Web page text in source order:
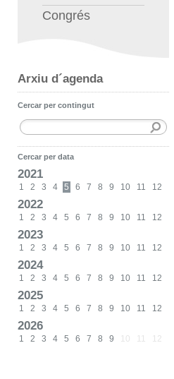
Congrés
Arxiu d´agenda
Cercar per contingut
Cercar per data
2021
1 2 3 4 5 6 7 8 9 10 11 12
2022
1 2 3 4 5 6 7 8 9 10 11 12
2023
1 2 3 4 5 6 7 8 9 10 11 12
2024
1 2 3 4 5 6 7 8 9 10 11 12
2025
1 2 3 4 5 6 7 8 9 10 11 12
2026
1 2 3 4 5 6 7 8 9 10 11 12